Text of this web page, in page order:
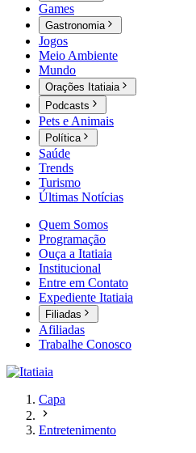
Games
Gastronomia
Jogos
Meio Ambiente
Mundo
Orações Itatiaia
Podcasts
Pets e Animais
Política
Saúde
Trends
Turismo
Últimas Notícias
Quem Somos
Programação
Ouça a Itatiaia
Institucional
Entre em Contato
Expediente Itatiaia
Filiadas
Afiliadas
Trabalhe Conosco
Capa
Entretenimento